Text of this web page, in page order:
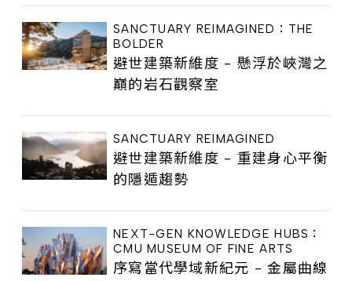
SANCTUARY REIMAGINED：THE
BOLDER
避世建築新維度 - 懸浮於峽灣之
巔的岩石觀察室
SANCTUARY REIMAGINED
避世建築新維度 - 重建身心平衡
的隱遁趨勢
NEXT-GEN KNOWLEDGE HUBS：
CMU MUSEUM OF FINE ARTS
序寫當代學域新紀元 - 金屬曲線